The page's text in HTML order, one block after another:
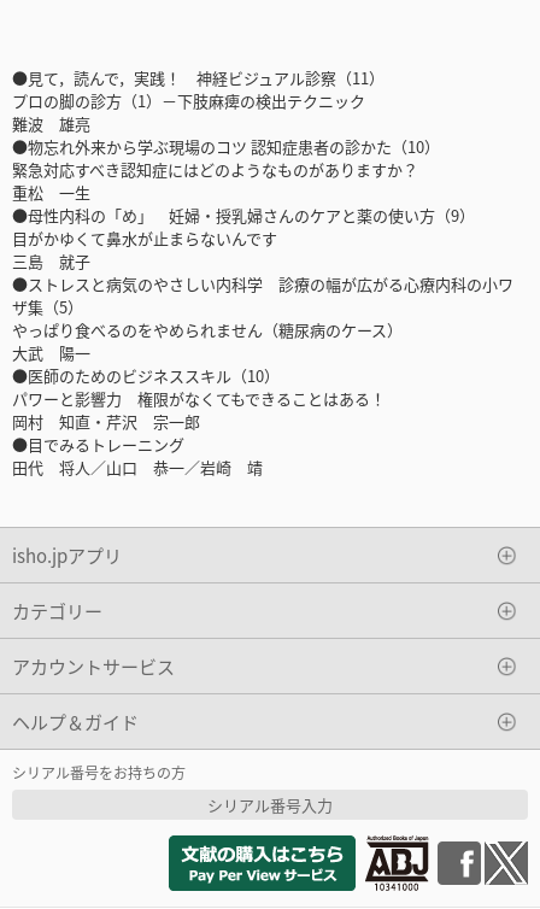
●見て，読んで，実践！ 神経ビジュアル診察（11）
プロの脚の診方（1）－下肢麻痺の検出テクニック
難波 雄亮
●物忘れ外来から学ぶ現場のコツ 認知症患者の診かた（10）
緊急対応すべき認知症にはどのようなものがありますか？
重松 一生
●母性内科の「め」 妊婦・授乳婦さんのケアと薬の使い方（9）
目がかゆくて鼻水が止まらないんです
三島 就子
●ストレスと病気のやさしい内科学 診療の幅が広がる心療内科の小ワ
ザ集（5）
やっぱり食べるのをやめられません（糖尿病のケース）
大武 陽一
●医師のためのビジネススキル（10）
パワーと影響力 権限がなくてもできることはある！
岡村 知直・芹沢 宗一郎
●目でみるトレーニング
田代 将人／山口 恭一／岩崎 靖
isho.jpアプリ
カテゴリー
アカウントサービス
ヘルプ＆ガイド
シリアル番号をお持ちの方
シリアル番号入力